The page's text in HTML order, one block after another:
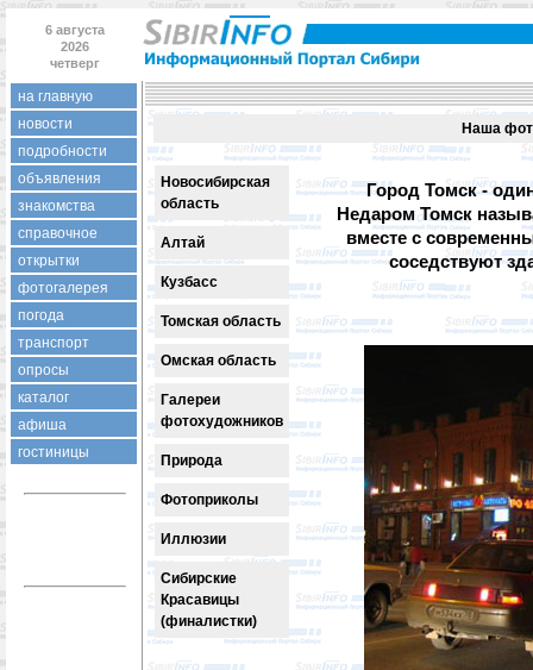
6 августа
2026
четверг
на главную
новости
подробности
объявления
знакомства
справочное
открытки
фотогалерея
погода
транспорт
опросы
каталог
афиша
гостиницы
Наша
Новосибирская
область
Алтай
Кузбасс
Томская область
Омская область
Галереи
фотохудожников
Природа
Фотоприколы
Иллюзии
Сибирские
Красавицы
(финалистки)
Город Томск -
Недаром Томск
вместе с
соседствуют